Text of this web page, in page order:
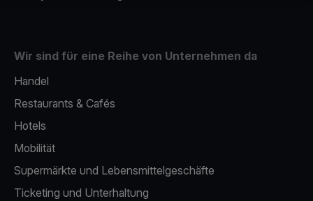
Wir sind für eine Reihe von Unternehmen da
Handel
Restaurants & Cafés
Hotels
Mobilität
Supermärkte und Lebensmittelgeschäfte
Ticketing und Unterhaltung